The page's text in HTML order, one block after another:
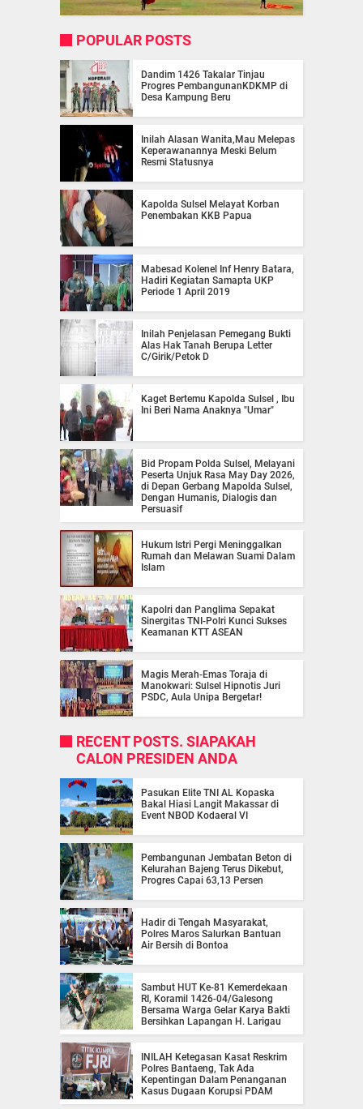
POPULAR POSTS
Dandim 1426 Takalar Tinjau
Progres PembangunanKDKMP di
Desa Kampung Beru
Inilah Alasan Wanita,Mau Melepas
Keperawanannya Meski Belum
Resmi Statusnya
Kapolda Sulsel Melayat Korban
Penembakan KKB Papua
Mabesad Kolenel Inf Henry Batara,
Hadiri Kegiatan Samapta UKP
Periode 1 April 2019
Inilah Penjelasan Pemegang Bukti
Alas Hak Tanah Berupa Letter
C/Girik/Petok D
Kaget Bertemu Kapolda Sulsel , Ibu
Ini Beri Nama Anaknya "Umar"
Bid Propam Polda Sulsel, Melayani
Peserta Unjuk Rasa May Day 2026,
di Depan Gerbang Mapolda Sulsel,
Dengan Humanis, Dialogis dan
Persuasif
Hukum Istri Pergi Meninggalkan
Rumah dan Melawan Suami Dalam
Islam
Kapolri dan Panglima Sepakat
Sinergitas TNI-Polri Kunci Sukses
Keamanan KTT ASEAN
Magis Merah-Emas Toraja di
Manokwari: Sulsel Hipnotis Juri
PSDC, Aula Unipa Bergetar!
RECENT POSTS. SIAPAKAH
CALON PRESIDEN ANDA
Pasukan Elite TNI AL Kopaska
Bakal Hiasi Langit Makassar di
Event NBOD Kodaeral VI
Pembangunan Jembatan Beton di
Kelurahan Bajeng Terus Dikebut,
Progres Capai 63,13 Persen
Hadir di Tengah Masyarakat,
Polres Maros Salurkan Bantuan
Air Bersih di Bontoa
Sambut HUT Ke-81 Kemerdekaan
RI, Koramil 1426-04/Galesong
Bersama Warga Gelar Karya Bakti
Bersihkan Lapangan H. Larigau
INILAH Ketegasan Kasat Reskrim
Polres Bantaeng, Tak Ada
Kepentingan Dalam Penanganan
Kasus Dugaan Korupsi PDAM